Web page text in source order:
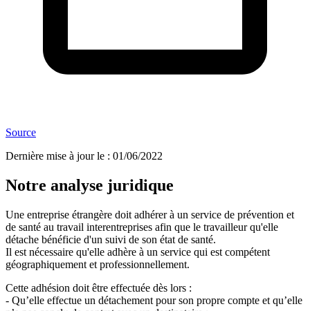
Source
Dernière mise à jour le : 01/06/2022
Notre analyse juridique
Une entreprise étrangère doit adhérer à un service de prévention et
de santé au travail interentreprises afin que le travailleur qu'elle
détache bénéficie d'un suivi de son état de santé.
Il est nécessaire qu'elle adhère à un service qui est compétent
géographiquement et professionnellement.
Cette adhésion doit être effectuée dès lors :
- Qu’elle effectue un détachement pour son propre compte et qu’elle